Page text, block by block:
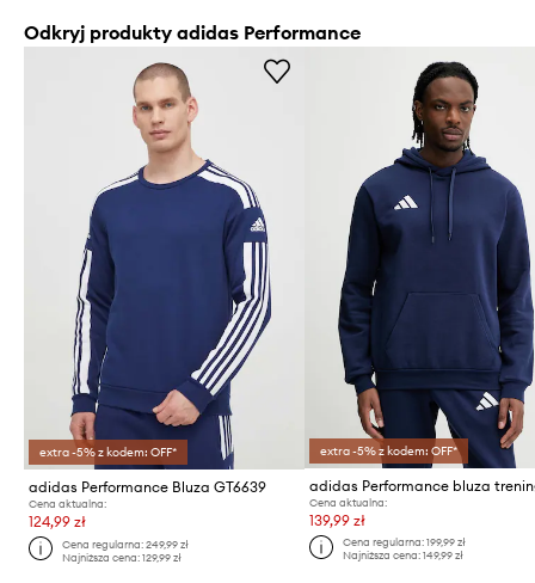
Odkryj produkty adidas Performance
extra -5% z kodem: OFF*
adidas Performance Bluza GT6639
Cena aktualna:
124,99 zł
Cena regularna:249,99 zł
Najniższa cena:129,99 zł
extra -5% z kodem: OFF*
Cena aktualna:
139,99 zł
Cena regularna: 199,99 zł
Najniższa cena: 149,99 zł